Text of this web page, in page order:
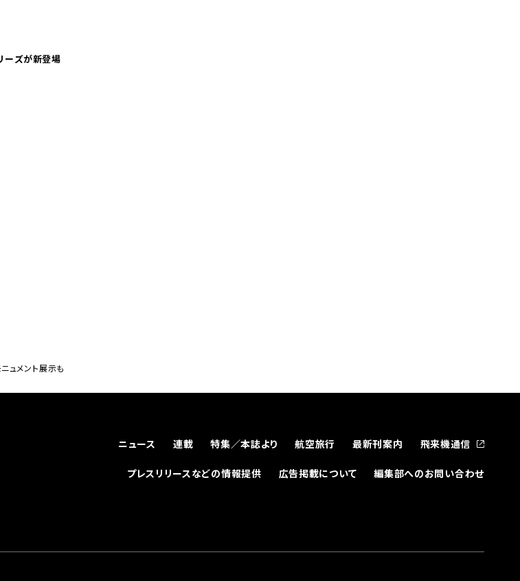
う！」シリーズが新登場
ュメント展示も
ニュース 連載 特集／本誌より 航空旅行 最新刊案内 飛来機通信
プレスリリースなどの情報提供 広告掲載について 編集部へのお問い合わせ